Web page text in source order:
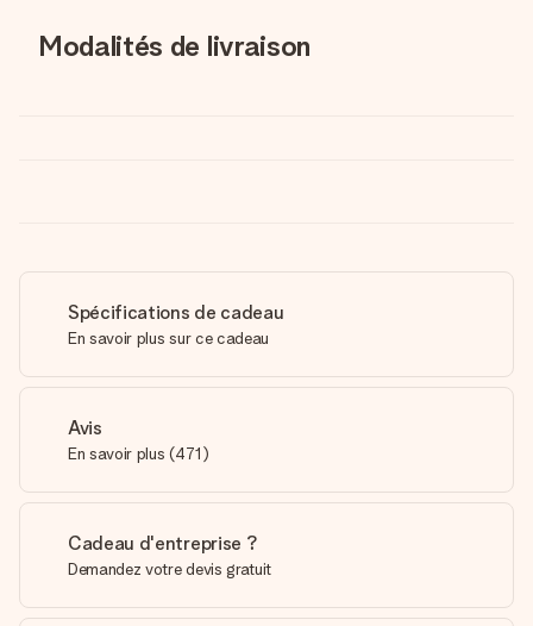
Modalités de livraison
Spécifications de cadeau
En savoir plus sur ce cadeau
Avis
En savoir plus (471)
Cadeau d'entreprise ?
Demandez votre devis gratuit